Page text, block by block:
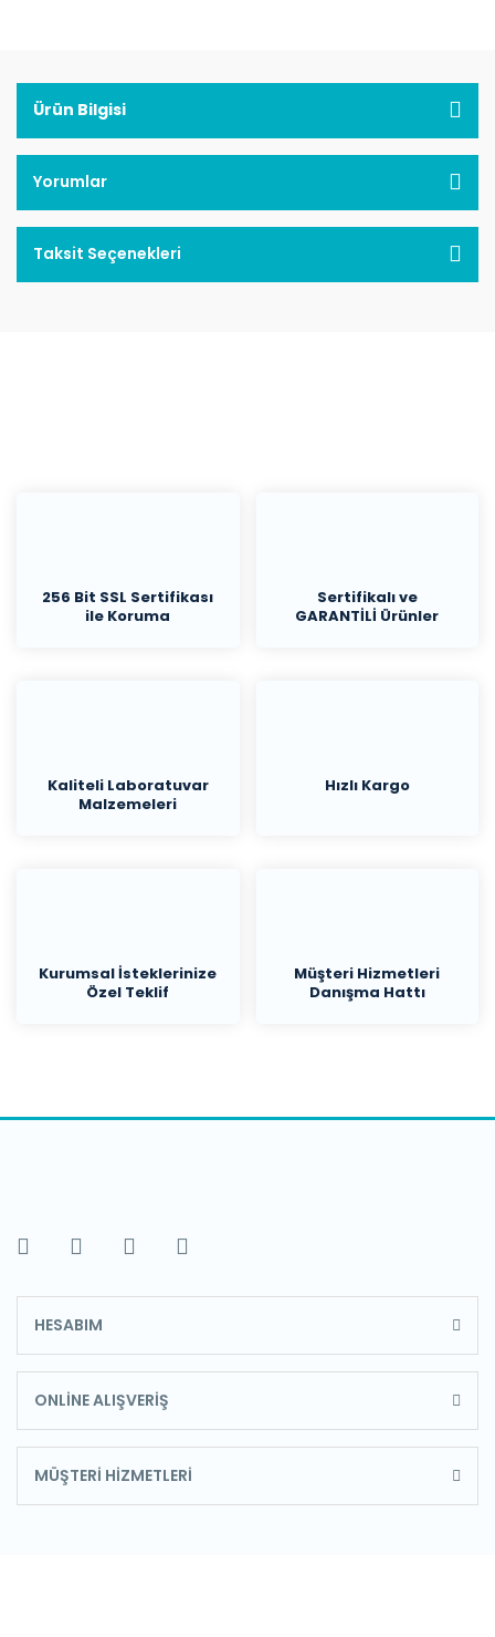
Ürün Bilgisi
Yorumlar
Taksit Seçenekleri
256 Bit SSL Sertifikası
ile Koruma
Sertifikalı ve
GARANTİLİ Ürünler
Kaliteli Laboratuvar
Malzemeleri
Hızlı Kargo
Kurumsal İsteklerinize
Özel Teklif
Müşteri Hizmetleri
Danışma Hattı
HESABIM
ONLİNE ALIŞVERİŞ
MÜŞTERİ HİZMETLERİ